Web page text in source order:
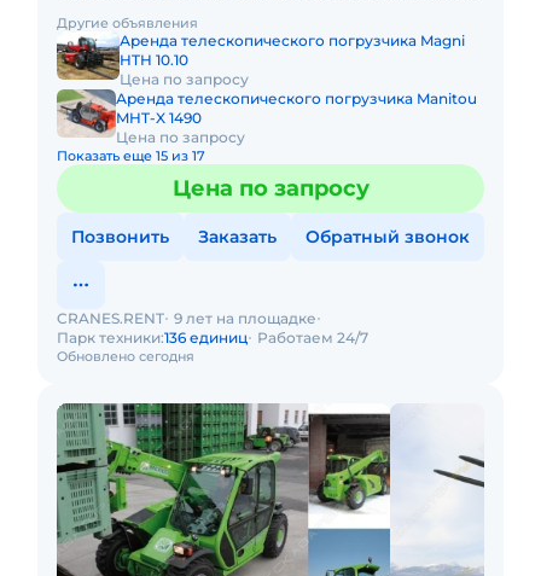
Грузоподъем
Другие объявления
Аренда телескопического погрузчика Magni
HTH 10.10
Цена по запросу
Аренда телескопического погрузчика Manitou
MHT-X 1490
Цена по запросу
Показать еще 15 из 17
Цена по запросу
Позвонить Заказать Обратный звонок
Обновлено сегодня
CRANES.RENT 9 лет на площадке
Парк техники:136 единиц Работаем 24/7